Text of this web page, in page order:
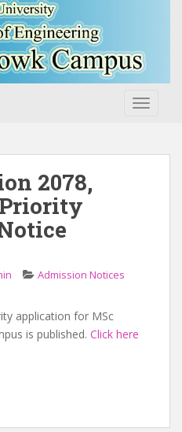
2078,
Admission Notices
application for MSc
is published. Click here